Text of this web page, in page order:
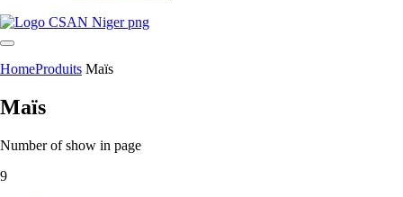
HomeProduits Maïs
Maïs
Number of show in page
9